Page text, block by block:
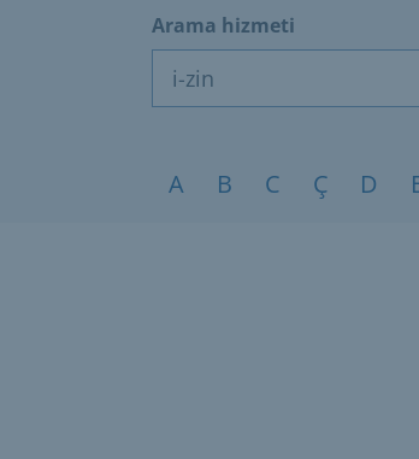
Arama hizmeti
Konular A-Z
A B C Ç D